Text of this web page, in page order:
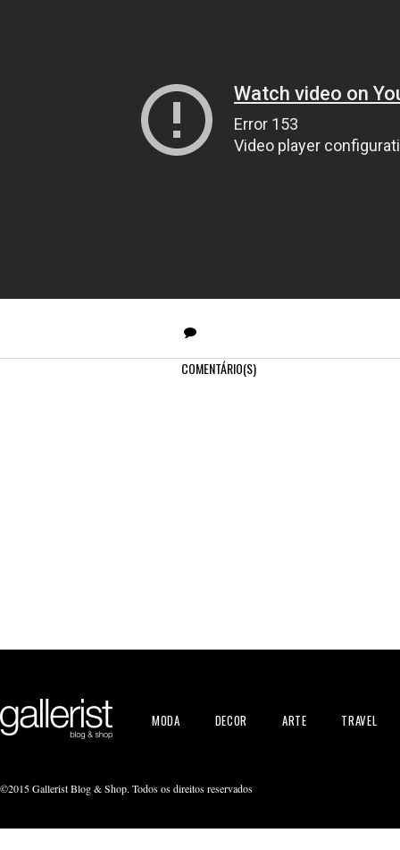
COMENTÁRIO(S)
MODA DECOR ARTE TRAVEL
©2015 Gallerist Blog & Shop. Todos os direitos reservados